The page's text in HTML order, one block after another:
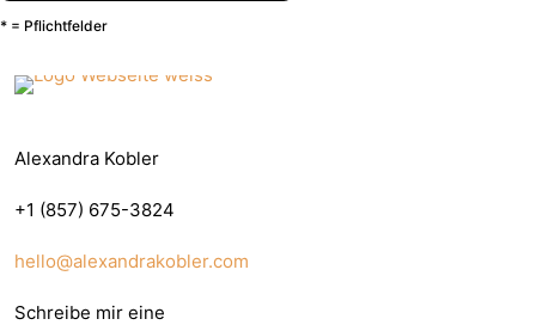
* = Pflichtfelder
Alexandra Kobler
+1 (857) 675-3824
hello@alexandrakobler.com
Schreibe mir eine